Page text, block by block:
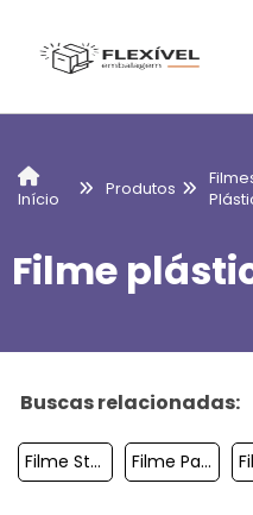
Início
Produtos
Filme
Buscas relacionadas:
Filme Stretch Preco Filme Para Paletizacao